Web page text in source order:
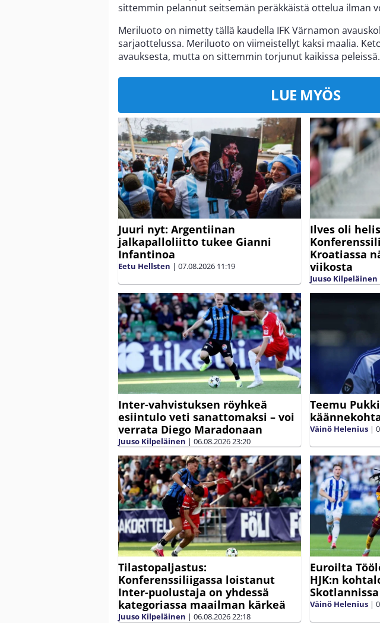
sittemmin pelannut seitsemän peräkkäistä ottelua ilman
Meriluoto on nimetty tällä kaudella IFK Värnamon
sarjaottelussa. Meriluoto on viimeistellyt kaksi maalia.
avauksesta, mutta on sittemmin torjunut kaikissa peleissä.
LUE MYÖS
Juuri nyt: Argentiinan
jalkapalloliitto tukee Gianni
Infantinoa
Eetu Hellsten | 07.08.2026 11:19
Ilves oli
Kroatiassa
viikosta
Juuso Kilpeläinen
Inter-vahvistuksen röyhkeä
esiintulo veti sanattomaksi – voi
verrata Diego Maradonaan
Juuso Kilpeläinen | 06.08.202623:20
Teemu
Väinö Helenius |
Tilastopaljastus:
Konferenssiliigassa loistanut
Inter-puolustaja on yhdessä
kategoriassa maailman kärkeä
Juuso Kilpeläinen | 06.08.202622:18
Euroilta
HJK:n
Skotlannissa
Väinö Helenius |